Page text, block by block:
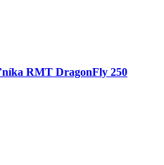
RMT DragonFly 250